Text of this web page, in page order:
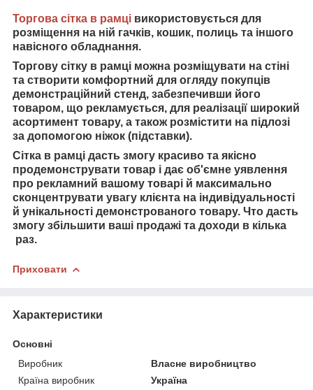
Торгова сітка в рамці використовується для
розміщення на ній гачків, кошик, полиць та іншого
навісного обладнання.
Торгову сітку в рамці можна розміщувати на стіні
та створити комфортний для огляду покупців
демонстраційний стенд, забезпечивши його
товаром, що рекламується, для реалізації широкий
асортимент товару, а також розмістити на підлозі
за допомогою ніжок (підставки).
Сітка в рамці дасть змогу красиво та якісно
продемонструвати товар і дає об'ємне уявлення
про рекламний вашому товарі й максимально
сконцентрувати увагу клієнта на індивідуальності
й унікальності демонстрованого товару. Что дасть
змогу збільшити ваші продажі та доходи в кілька
раз.
Приховати
Характеристики
Основні
Виробник
Власне виробництво
Країна виробник
Україна